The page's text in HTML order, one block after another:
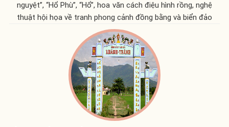
nguyệt”, “Hổ Phù”, “Hổ”, hoa văn cách điệu hình rồng, nghệ
thuật hội họa về tranh phong cảnh đồng bằng và biển đảo